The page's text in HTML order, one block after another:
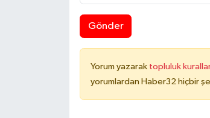
Gönder
Yorum yazarak topluluk
yorumlardan Haber32 hiçbir